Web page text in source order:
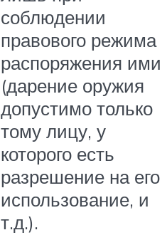
соблюдении
правового режима
распоряжения ими
(дарение оружия
допустимо только
тому лицу, у
которого есть
разрешение на его
использование, и
т.д.).